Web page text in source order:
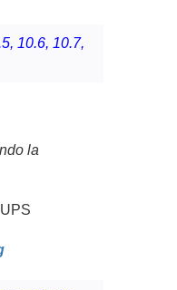
10.6, 10.7,
la